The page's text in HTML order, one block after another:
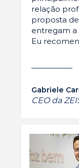
relação
proposta
entregam a
Eu
Gabriele
CEO da